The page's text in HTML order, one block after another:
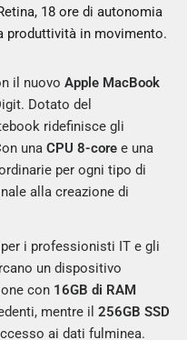
18 ore di autonomia
produttività in movimento.
il nuovoApple MacBook
Dotato del
ridefinisce gli
unaCPU 8-core e una
per ogni tipo di
alla creazione di
i professionisti IT e gli
un dispositivo
con 16GB di RAM
mentre il256GB SSD
ai dati fulminea.